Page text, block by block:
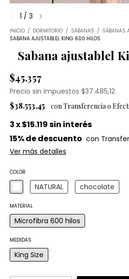
1 / 3
INICIO / DORMITORIO / SÁBANAS / SÁBANAS
SABANA AJUSTABLEL KING 600 HILOS
Sabana ajustablel
$45.357
Precio sin impuestos $37.485,12
$38.553,45
3x$15.119sin interés
15% de descuento
Ver más detalles
COLOR
NATURAL chocolate
MATERIAL
Microfibra 600 hilos
MEDIDAS
King Size